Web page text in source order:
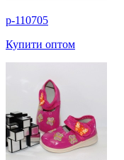
p-110705
Купити оптом